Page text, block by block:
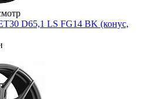
D65,1 LS FG14 BK (конус,